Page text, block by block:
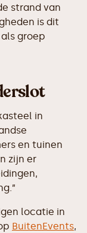
strand van
is dit
groep
in
en tuinen
zijn er
locatie in
BuitenEvents,